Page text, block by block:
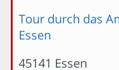
Tour durch das
Essen
45141 Essen